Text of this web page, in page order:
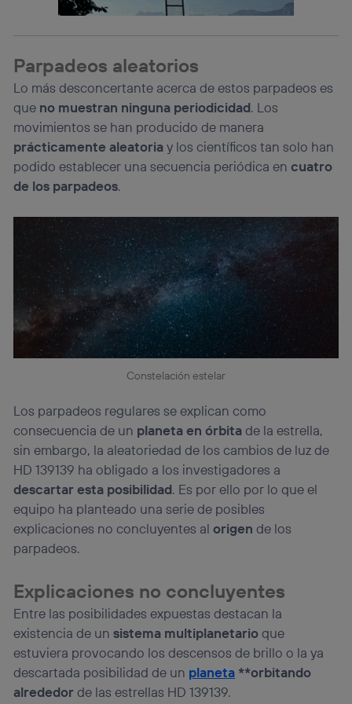
Parpadeos aleatorios
Lo más desconcertante acerca de estos parpadeos es
que no muestran ninguna periodicidad. Los
movimientos se han producido de manera
prácticamente aleatoriay los científicos tan solo han
podido establecer una secuencia periódica encuatro
de los parpadeos.
Constelación estelar
Los parpadeos regulares se explican como
consecuencia de un planeta en órbitade la estrella,
sin embargo, la aleatoriedad de los cambios de luz de
HD 139139 ha obligado a los investigadores a
descartar esta posibilidad. Es por ello por lo que el
equipo ha planteado una serie de posibles
explicaciones no concluyentes alorigen de los
parpadeos.
Explicaciones no concluyentes
Entre las posibilidades expuestas destacan la
existencia de unsistema multiplanetarioque
estuviera provocando los descensos de brillo o la ya
descartada posibilidad de un planeta **orbitando
alrededorde las estrellas HD 139139.
identificador. Típicamente:
el marketing o análisis se realizará en función de las
actividades de navegación de los miembros del hogar
que hayan dado su consentimiento.
Si utilizasdatos móviles, el marketing será más
personalizado, ya que se basará únicamente en la
navegación del usuario del móvil.
Puedes gestionar los consentimientos Utiq seleccionando
“Administrar Utiq” en la parte inferior de esta página web o
visitando el portal de privacidad de Utiq
(“consenthub”). Para más información, consulta